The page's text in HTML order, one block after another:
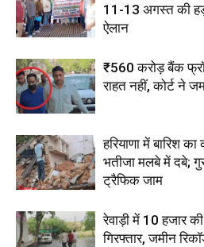
11-13 अगस्त की
ऐलान
₹560 करोड़ बैंक
राहत नहीं, कोर्ट ने
हरियाणा में बारिश
भतीजा मलबे में दबे;
ट्रैफिक जाम
रेवाड़ी में 10 हजार
गिरफ्तार, जमीन